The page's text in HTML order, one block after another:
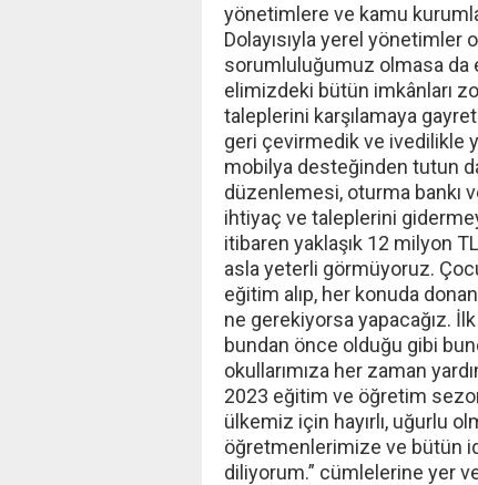
yönetimlere ve kamu
Dolayısıyla yerel yönetimler
sorumluluğumuz olmasa
elimizdeki bütün imkânları
taleplerini karşılamaya
geri çevirmedik ve ivedilikle
mobilya desteğinden tutun
düzenlemesi, oturma bankı
ihtiyaç ve taleplerini
itibaren yaklaşık 12 milyon
asla yeterli görmüyoruz.
eğitim alıp, her konuda
ne gerekiyorsa yapacağız.
bundan önce olduğu gibi
okullarımıza her zaman
2023 eğitim ve öğretim
ülkemiz için hayırlı, uğurlu
öğretmenlerimize ve bütün
diliyorum.” cümlelerine yer